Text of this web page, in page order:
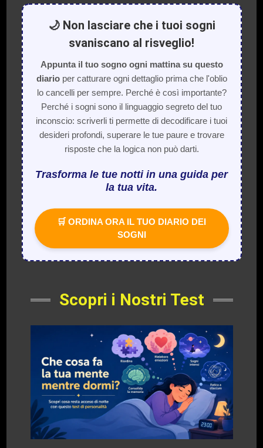
🌙 Non lasciare che i tuoi sogni
svaniscano al risveglio!
Appunta il tuo sogno ogni mattina su questo
diarioper catturare ogni dettaglio prima che l'oblio
lo cancelli per sempre. Perché è così importante?
Perché i sogni sono il linguaggio segreto del tuo
inconscio: scriverli ti permette di decodificare i tuoi
desideri profondi, superare le tue paure e trovare
risposte che la logica non può darti.
Trasforma le tue notti in una guida per
la tua vita.
🛒 ORDINA ORA IL TUO DIARIO DEI
SOGNI
Scopri i Nostri Test